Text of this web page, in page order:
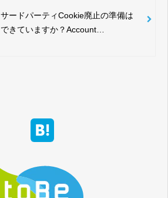
サードパーティCookie廃止の準備は
できていますか？Account